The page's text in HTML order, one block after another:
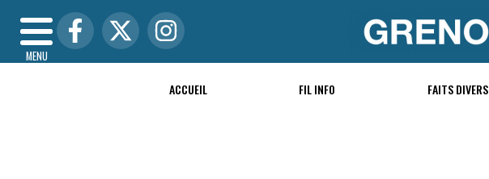
MENU
ACCUEIL FIL INFO FAITS DIVERS